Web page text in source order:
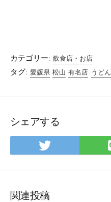
カテゴリー: 飲食店・お店
タグ: 愛媛県 松山 有名店 うどん
シェアする
Twitter
で
関連投稿